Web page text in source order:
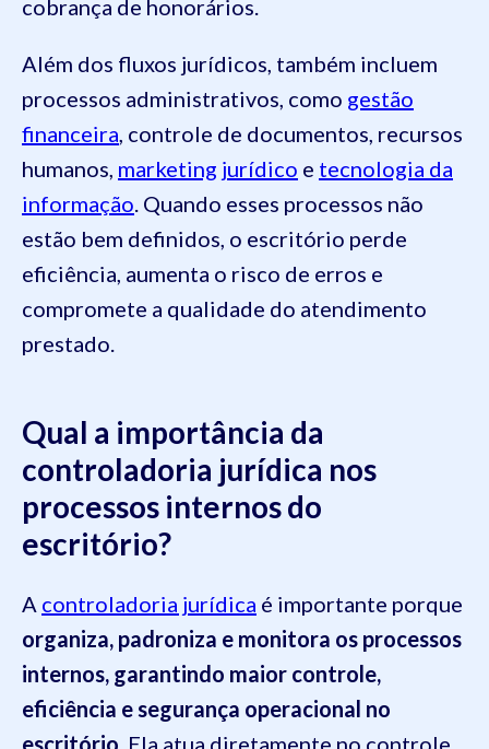
cobrança de honorários.
Além dos fluxos jurídicos, também incluem
processos administrativos, como gestão
financeira, controle de documentos, recursos
humanos, marketing jurídico e tecnologia da
informação. Quando esses processos não
estão bem definidos, o escritório perde
eficiência, aumenta o risco de erros e
compromete a qualidade do atendimento
prestado.
Qual a importância da
controladoria jurídica nos
processos internos do
escritório?
A controladoria jurídica é importante porque
organiza, padroniza e monitora os processos
internos, garantindo maior controle,
eficiência e segurança operacional no